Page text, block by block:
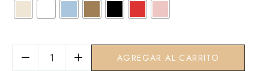
AGREGAR AL CARRITO